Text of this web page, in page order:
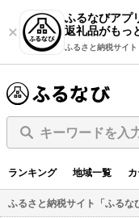
ふるなびアプ
返礼品がもっ
ふるさと納税サイト
キーワードを入
ランキング 地域一覧
ふるさと納税サイト「ふるな